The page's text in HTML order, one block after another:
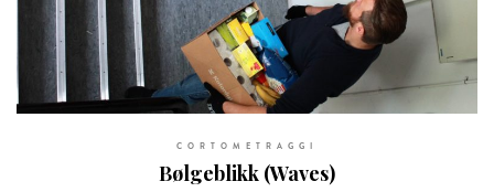
CORTOMETRAGGI
Bølgeblikk (Waves)